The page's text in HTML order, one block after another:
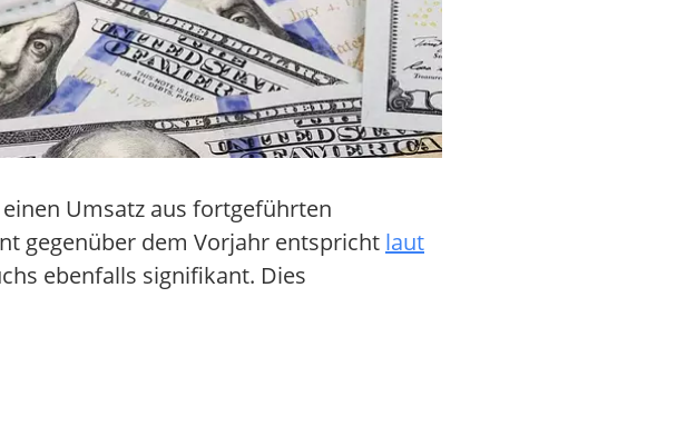
Umsatz aus fortgeführten
gegenüber dem Vorjahr entspricht laut
ebenfalls signifikant. Dies